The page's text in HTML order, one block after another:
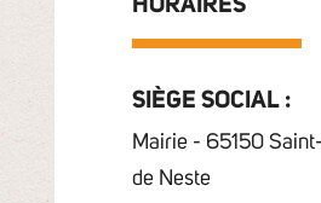
HORAIRES
SIÈGE SOCIAL :
Mairie - 65150
de Neste